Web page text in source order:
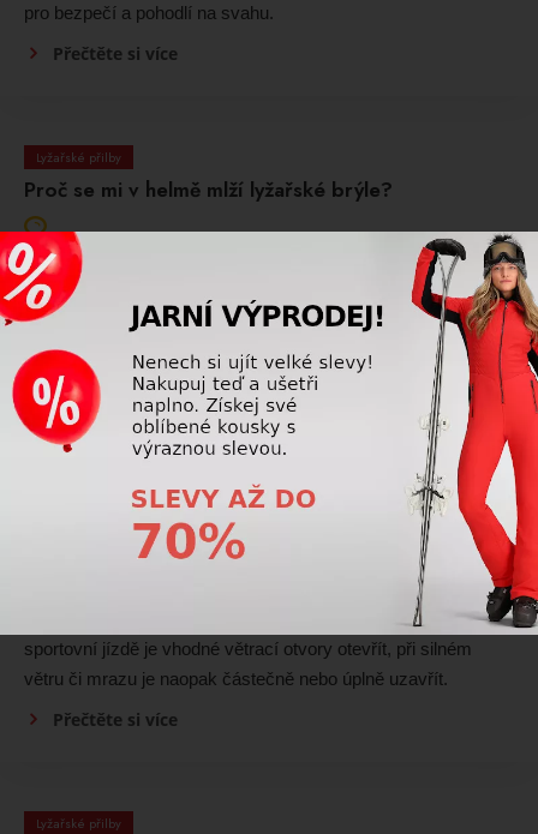
pro bezpečí a pohodlí na svahu.
Přečtěte si více
Lyžařské přilby
Proč se mi v helmě mlží lyžařské brýle?
Lyžařské brýle se nejčastěji mlží tehdy, když vznikne
velký rozdíl teplot mezi vnitřní a vnější stranou zorníku nebo je
omezené proudění vzduchu. Častou příčinou bývá také
nevhodná kombinace helmy a brýlí, vlhkost nebo znečištěný
zorník.
Přečtěte si více
Jak správně nastavit ventilaci lyžařské helmy?
Ventilaci lyžařské helmy je vhodné přizpůsobit
aktuálnímu počasí a intenzitě jízdy. Při vyšších teplotách nebo
sportovní jízdě je vhodné větrací otvory otevřít, při silném
větru či mrazu je naopak částečně nebo úplně uzavřít.
Přečtěte si více
Lyžařské přilby